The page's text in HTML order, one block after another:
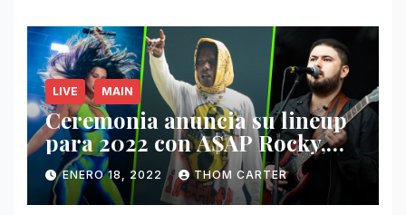
LIVE MAIN
Ceremonia anuncia su lineup
para 2022 con A$AP Rocky,
Nathy Peluso, Noah Pino Palo
y más.
ENERO 18, 2022 THOM CARTER